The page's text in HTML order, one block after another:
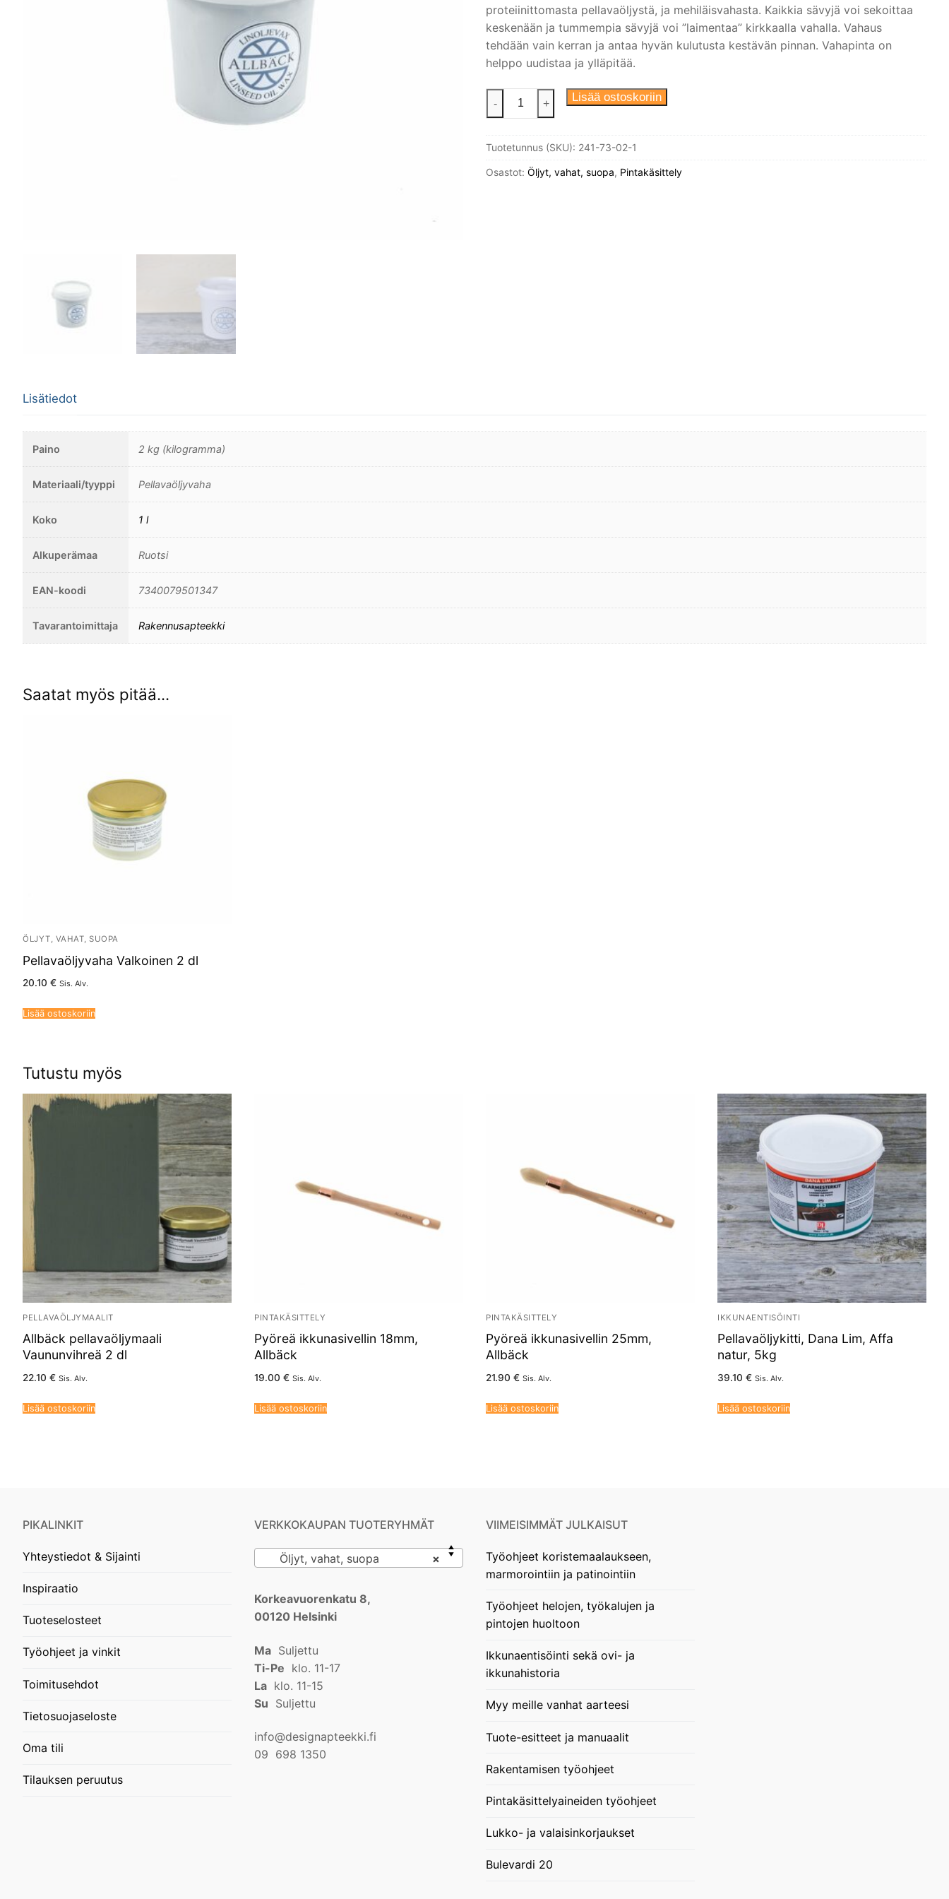
proteiinittomasta pellavaöljystä, ja mehiläisvahasta. Kaikkia sävyjä voi sekoittaa
keskenään ja tummempia sävyjä voi ”laimentaa” kirkkaalla vahalla. Vahaus
tehdään vain kerran ja antaa hyvän kulutusta kestävän pinnan. Vahapinta on
helppo uudistaa ja ylläpitää.
Pellavaöljyvaha
Valkoinen
l
määrä
- + Lisää ostoskoriin
Tuotetunnus (SKU): 241-73-02-1
Osastot: Öljyt, vahat, suopa, Pintakäsittely
Lisätiedot
Paino 2 kg (kilogramma)
Materiaali/tyyppi Pellavaöljyvaha
Koko 1 l
Alkuperämaa Ruotsi
EAN-koodi 7340079501347
Tavarantoimittaja Rakennusapteekki
Saatat myös pitää...
ÖLJYT, VAHAT, SUOPA
Pellavaöljyvaha Valkoinen 2 dl
20.10 € Sis. Alv.
Lisää ostoskoriin
Tutustu myös
PELLAVAÖLJYMAALIT
Allbäck pellavaöljymaali
Vaununvihreä 2 dl
22.10 € Sis. Alv.
Lisää ostoskoriin
PINTAKÄSITTELY
Pyöreä ikkunasivellin 18mm,
Allbäck
19.00 € Sis. Alv.
Lisää ostoskoriin
PINTAKÄSITTELY
Pyöreä ikkunasivellin 25mm,
Allbäck
21.90 € Sis. Alv.
Lisää ostoskoriin
IKKUNAENTISÖINTI
Pellavaöljykitti, Dana Lim, Affa
natur, 5kg
39.10 € Sis. Alv.
Lisää ostoskoriin
PIKALINKIT
Yhteystiedot & Sijainti
Inspiraatio
Tuoteselosteet
Työohjeet ja vinkit
Toimitusehdot
Tietosuojaseloste
Oma tili
Tilauksen peruutus
VERKKOKAUPAN TUOTERYHMÄT
×
Öljyt, vahat, suopa
Korkeavuorenkatu 8,
00120 Helsinki
Ma Suljettu
Ti-Pe klo. 11-17
La klo. 11-15
Su Suljettu
info@designapteekki.fi
09 698 1350
VIIMEISIMMÄT JULKAISUT
Työohjeet koristemaalaukseen,
marmorointiin ja patinointiin
Työohjeet helojen, työkalujen ja
pintojen huoltoon
Ikkunaentisöinti sekä ovi- ja
ikkunahistoria
Myy meille vanhat aarteesi
Tuote-esitteet ja manuaalit
Rakentamisen työohjeet
Pintakäsittelyaineiden työohjeet
Lukko- ja valaisinkorjaukset
Bulevardi 20